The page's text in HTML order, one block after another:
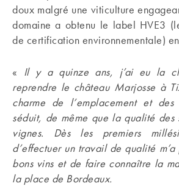
doux malgré une viticulture
domaine a obtenu le label HVE3
de certification environnementale)
« Il y a quinze ans, j’ai eu la
reprendre le château Marjosse à
charme de l’emplacement et des
séduit, de même que la qualité des
vignes. Dès les premiers
d’effectuer un travail de qualité
bons vins et de faire connaître la
la place de Bordeaux.